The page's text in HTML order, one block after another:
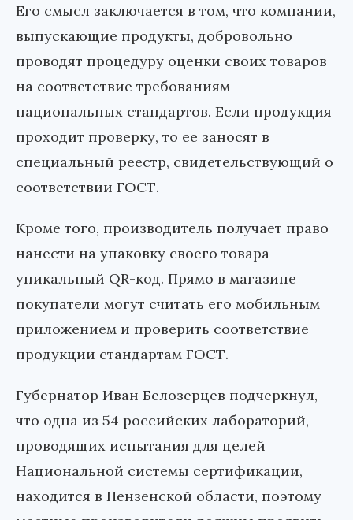
Его смысл заключается в том, что компании,
выпускающие продукты, добровольно
проводят процедуру оценки своих товаров
на соответствие требованиям
национальных стандартов. Если продукция
проходит проверку, то ее заносят в
специальный реестр, свидетельствующий о
соответствии ГОСТ.
Кроме того, производитель получает право
нанести на упаковку своего товара
уникальный QR-код. Прямо в магазине
покупатели могут считать его мобильным
приложением и проверить соответствие
продукции стандартам ГОСТ.
Губернатор Иван Белозерцев подчеркнул,
что одна из 54 российских лабораторий,
проводящих испытания для целей
Национальной системы сертификации,
находится в Пензенской области, поэтому